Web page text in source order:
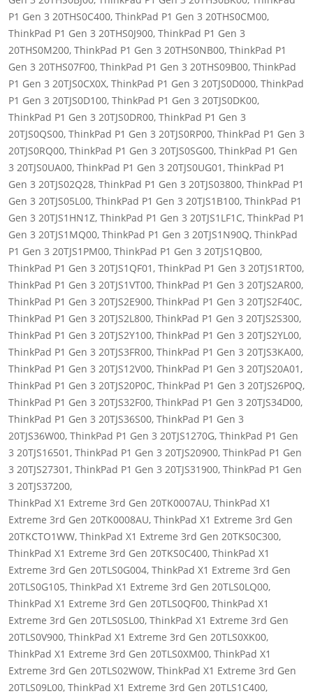
P1 Gen 3 20THS0C400, ThinkPad P1 Gen 3 20THS0CM00,
ThinkPad P1 Gen 3 20THS0J900, ThinkPad P1 Gen 3
20THS0M200, ThinkPad P1 Gen 3 20THS0NB00, ThinkPad P1
Gen 3 20THS07F00, ThinkPad P1 Gen 3 20THS09B00, ThinkPad
P1 Gen 3 20TJS0CX0X, ThinkPad P1 Gen 3 20TJS0D000, ThinkPad
P1 Gen 3 20TJS0D100, ThinkPad P1 Gen 3 20TJS0DK00,
ThinkPad P1 Gen 3 20TJS0DR00, ThinkPad P1 Gen 3
20TJS0QS00, ThinkPad P1 Gen 3 20TJS0RP00, ThinkPad P1 Gen 3
20TJS0RQ00, ThinkPad P1 Gen 3 20TJS0SG00, ThinkPad P1 Gen
3 20TJS0UA00, ThinkPad P1 Gen 3 20TJS0UG01, ThinkPad P1
Gen 3 20TJS02Q28, ThinkPad P1 Gen 3 20TJS03800, ThinkPad P1
Gen 3 20TJS05L00, ThinkPad P1 Gen 3 20TJS1B100, ThinkPad P1
Gen 3 20TJS1HN1Z, ThinkPad P1 Gen 3 20TJS1LF1C, ThinkPad P1
Gen 3 20TJS1MQ00, ThinkPad P1 Gen 3 20TJS1N90Q, ThinkPad
P1 Gen 3 20TJS1PM00, ThinkPad P1 Gen 3 20TJS1QB00,
ThinkPad P1 Gen 3 20TJS1QF01, ThinkPad P1 Gen 3 20TJS1RT00,
ThinkPad P1 Gen 3 20TJS1VT00, ThinkPad P1 Gen 3 20TJS2AR00,
ThinkPad P1 Gen 3 20TJS2E900, ThinkPad P1 Gen 3 20TJS2F40C,
ThinkPad P1 Gen 3 20TJS2L800, ThinkPad P1 Gen 3 20TJS2S300,
ThinkPad P1 Gen 3 20TJS2Y100, ThinkPad P1 Gen 3 20TJS2YL00,
ThinkPad P1 Gen 3 20TJS3FR00, ThinkPad P1 Gen 3 20TJS3KA00,
ThinkPad P1 Gen 3 20TJS12V00, ThinkPad P1 Gen 3 20TJS20A01,
ThinkPad P1 Gen 3 20TJS20P0C, ThinkPad P1 Gen 3 20TJS26P0Q,
ThinkPad P1 Gen 3 20TJS32F00, ThinkPad P1 Gen 3 20TJS34D00,
ThinkPad P1 Gen 3 20TJS36S00, ThinkPad P1 Gen 3
20TJS36W00, ThinkPad P1 Gen 3 20TJS1270G, ThinkPad P1 Gen
3 20TJS16501, ThinkPad P1 Gen 3 20TJS20900, ThinkPad P1 Gen
3 20TJS27301, ThinkPad P1 Gen 3 20TJS31900, ThinkPad P1 Gen
3 20TJS37200,
ThinkPad X1 Extreme 3rd Gen 20TK0007AU, ThinkPad X1
Extreme 3rd Gen 20TK0008AU, ThinkPad X1 Extreme 3rd Gen
20TKCTO1WW, ThinkPad X1 Extreme 3rd Gen 20TKS0C300,
ThinkPad X1 Extreme 3rd Gen 20TKS0C400, ThinkPad X1
Extreme 3rd Gen 20TLS0G004, ThinkPad X1 Extreme 3rd Gen
20TLS0G105, ThinkPad X1 Extreme 3rd Gen 20TLS0LQ00,
ThinkPad X1 Extreme 3rd Gen 20TLS0QF00, ThinkPad X1
Extreme 3rd Gen 20TLS0SL00, ThinkPad X1 Extreme 3rd Gen
20TLS0V900, ThinkPad X1 Extreme 3rd Gen 20TLS0XK00,
ThinkPad X1 Extreme 3rd Gen 20TLS0XM00, ThinkPad X1
Extreme 3rd Gen 20TLS02W0W, ThinkPad X1 Extreme 3rd Gen
20TLS09L00, ThinkPad X1 Extreme 3rd Gen 20TLS1C400,